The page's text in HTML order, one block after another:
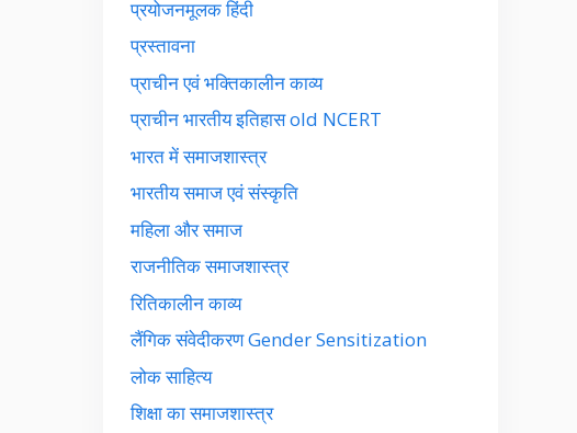
प्रयोजनमूलक हिंदी
प्रस्तावना
प्राचीन एवं भक्तिकालीन काव्य
प्राचीन भारतीय इतिहास old NCERT
भारत में समाजशास्त्र
भारतीय समाज एवं संस्कृति
महिला और समाज
राजनीतिक समाजशास्त्र
रितिकालीन काव्य
लैंगिक संवेदीकरण Gender Sensitization
लोक साहित्य
शिक्षा का समाजशास्त्र